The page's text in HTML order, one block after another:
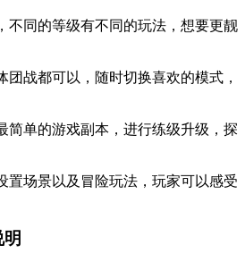
不同的等级有不同的玩法，想要更靓
团战都可以，随时切换喜欢的模式，
简单的游戏副本，进行练级升级，探
置场景以及冒险玩法，玩家可以感受